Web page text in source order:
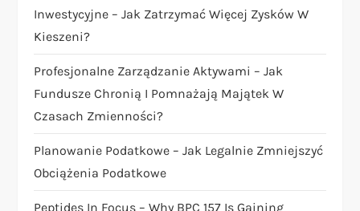
p
i
s
u
Inwestycyjne – Jak Zatrzymać Więcej Zysków W
Kieszeni?
Profesjonalne Zarządzanie Aktywami – Jak
Fundusze Chronią I Pomnażają Majątek W
Czasach Zmienności?
Planowanie Podatkowe – Jak Legalnie Zmniejszyć
Obciążenia Podatkowe
Peptides In Focus – Why BPC 157 Is Gaining